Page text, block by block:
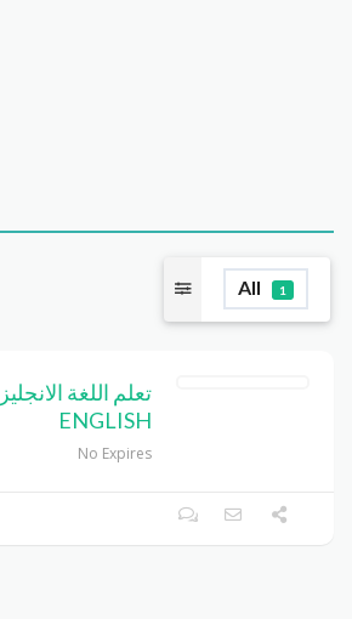
All 1
ENGLISH
No Expires